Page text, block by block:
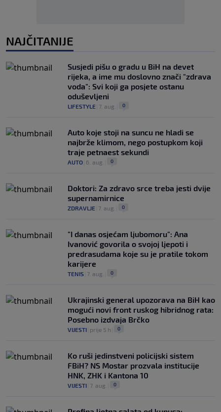
NAJČITANIJE
Susjedi pišu o gradu u BiH na devet
rijeka, a ime mu doslovno znači "zdrava
voda": Svi koji ga posjete ostanu
oduševljeni
LIFESTYLE 7. aug. 0
Auto koje stoji na suncu ne hladi se
najbrže klimom, nego postupkom koji
traje petnaest sekundi
AUTO 6. aug. 0
Doktori: Za zdravo srce treba jesti dvije
supernamirnice
ZDRAVLJE 7. aug. 0
"I danas osjećam ljubomoru": Ana
Ivanović govorila o svojoj ljepoti i
predrasudama koje su je pratile tokom
karijere
TENIS 7. aug. 0
Ukrajinski general upozorava na BiH kao
mogući novi front ruskog hibridnog rata:
Posebno izdvaja Brčko
VIJESTI prije 5 h 0
Ko ruši jedinstveni policijski sistem
FBiH? NS Mostar prozvala institucije
HNK, ZHK i Kantona 10
VIJESTI 7. aug. 0